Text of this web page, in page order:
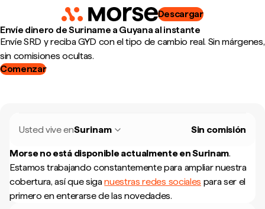
Descargar
Envíe dinero de Suriname a Guyana al instante
Envíe SRD y reciba GYD con el tipo de cambio real. Sin márgenes,
sin comisiones ocultas.
Comenzar
Usted vive enSurinam Sin comisión
Morse no está disponible actualmente enSurinam.
Estamos trabajando constantemente para ampliar nuestra
cobertura, así que siganuestras redes sociales para ser el
primero en enterarse de las novedades.